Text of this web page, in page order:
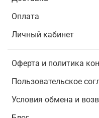
Оплата
Личный кабинет
Оферта и политика
Пользовательское
Условия обмена и